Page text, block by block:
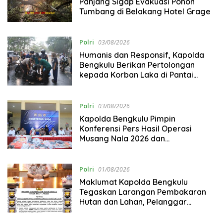
Tumbang di Belakang Hotel Grage
Polri 03/08/2026
Humanis dan Responsif, Kapolda
Bengkulu Berikan Pertolongan
kepada Korban Laka di Pantai
Polri 03/08/2026
Kapolda Bengkulu Pimpin
Konferensi Pers Hasil Operasi
Musang Nala 2026 dan
Polri 01/08/2026
Maklumat Kapolda Bengkulu
Tegaskan Larangan Pembakaran
Hutan dan Lahan, Pelanggar